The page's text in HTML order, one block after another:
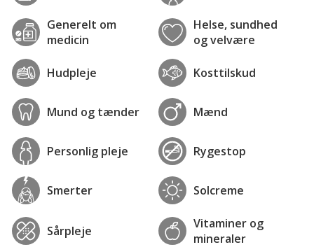
Generelt om
medicin
Helse, sundhed
og velvære
Hudpleje Kosttilskud
Mund og tænder Mænd
Personlig pleje Rygestop
Smerter Solcreme
Sårpleje
Vitaminer og
mineraler